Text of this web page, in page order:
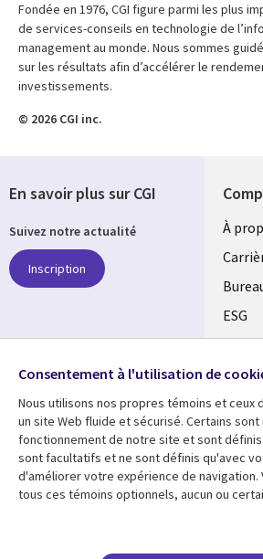
Fondée en 1976, CGI figure parmi les plus
de services-conseils en technologie de
management au monde. Nous sommes
sur les résultats afin d’accélérer le
investissements.
© 2026 CGI inc.
FR
À
ESG
Ressources
Library
Articles
En savoir plus sur CGI
Suivez notre actualité
Inscription
Media
CANADA
Consentement à l'utilisation de
Nous utilisons nos propres témoins et ceux
un site Web fluide et sécurisé. Certains sont
fonctionnement de notre site et sont
sont facultatifs et ne sont définis qu'avec
d'améliorer votre expérience de navigation.
tous ces témoins optionnels, aucun ou